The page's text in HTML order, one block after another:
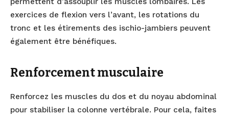
exercices de flexion vers l’avant, les rotations du
tronc et les étirements des ischio-jambiers peuvent
également être bénéfiques.
Renforcement musculaire
Renforcez les muscles du dos et du noyau abdominal
pour stabiliser la colonne vertébrale. Pour cela, faites